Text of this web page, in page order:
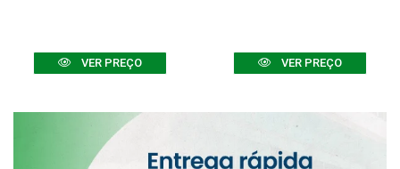
VER PREÇO VER PREÇO